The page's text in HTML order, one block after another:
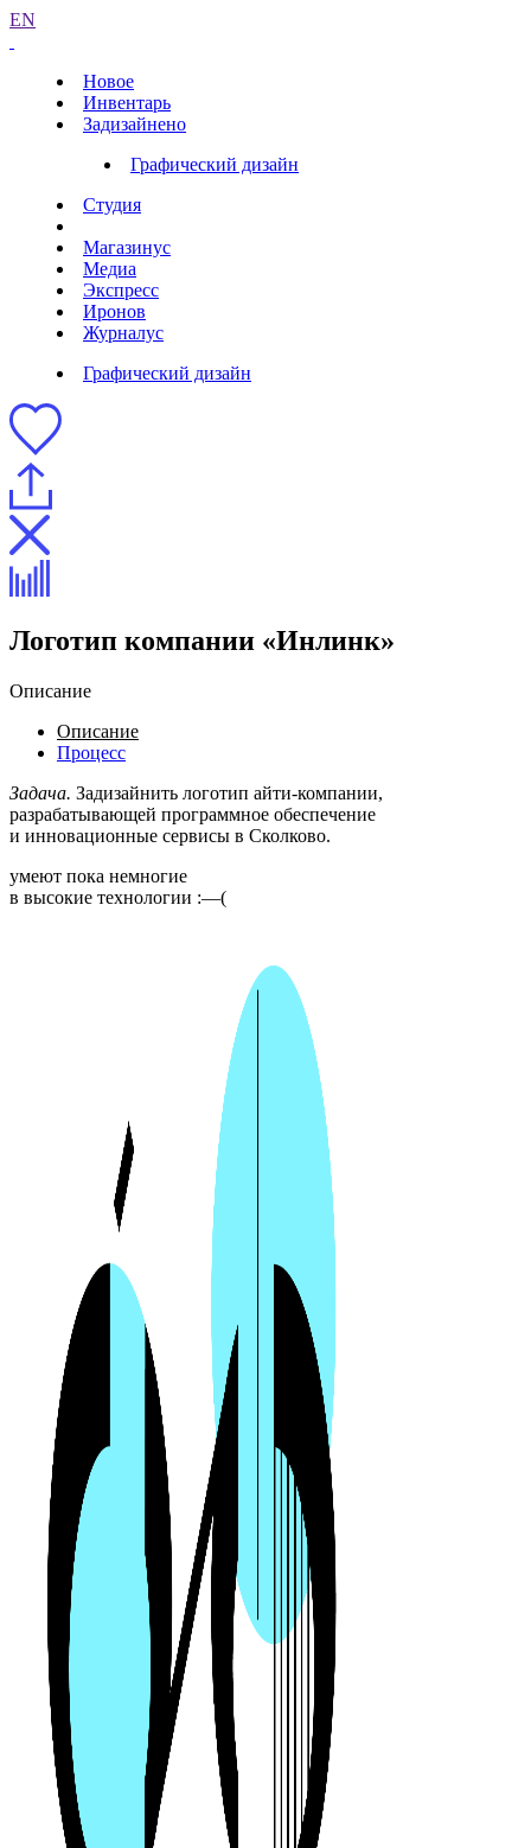
EN
Новое
Инвентарь
Задизайнено
Графический дизайн
Студия
Магазинус
Медиа
Экспресс
Иронов
Журналус
Графический дизайн
Логотип компании «Инлинк»
Описание
Описание
Процесс
Задача. Задизайнить логотип айти-компании,
разрабатывающей программное обеспечение
и инновационные сервисы в Сколково.
умеют пока немногие
в высокие технологии :—(